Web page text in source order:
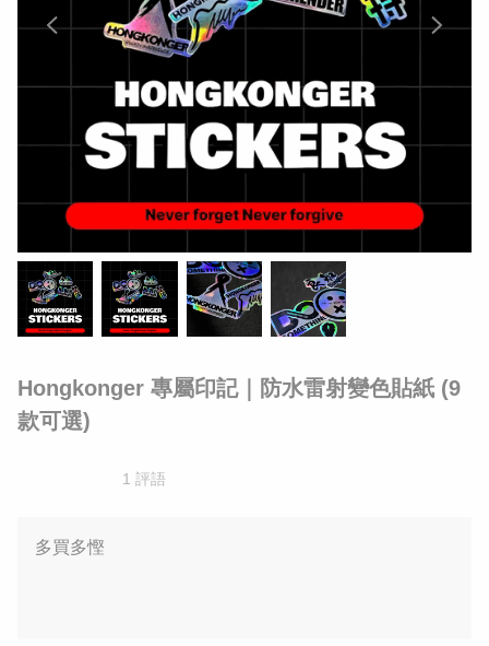
Hongkonger 專屬印記｜防水雷射變色貼紙 (9
款可選)
1 評語
多買多慳